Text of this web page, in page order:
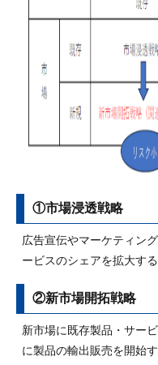
①市場浸透戦略
広告宣伝やマーケティン
ービスのシェアを拡大する
②新市場開拓戦略
新市場に既存製品・サー
に製品の輸出販売を開始